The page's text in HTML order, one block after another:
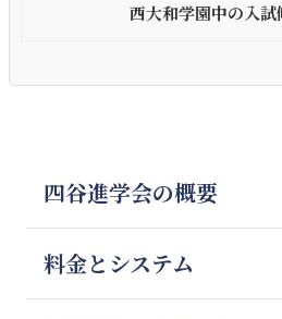
西大和学園中の入
四谷進学会の概要
四谷進学会の理念
料金とシステム